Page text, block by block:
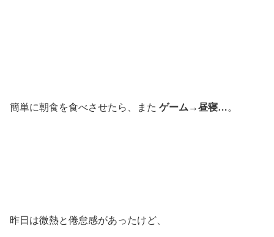
簡単に朝食を食べさせたら、また ゲーム→昼寝…。
昨日は微熱と倦怠感があったけど、